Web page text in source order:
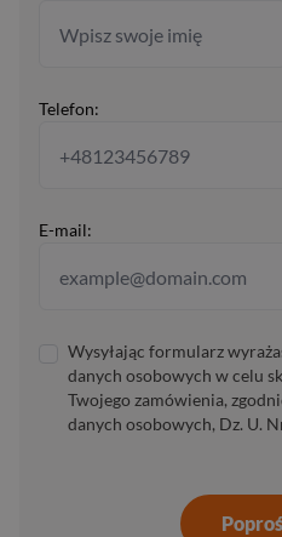
Telefon:
E-mail:
Wysyłając formularz
danych osobowych w celu
Twojego zamówienia,
danych osobowych, Dz. U.